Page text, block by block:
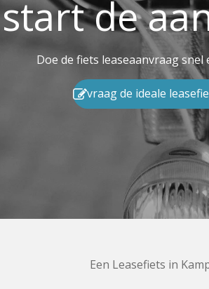
start de
Doe de fiets leaseaanvraag snel
vraag de ideale
Een Leasefiets in